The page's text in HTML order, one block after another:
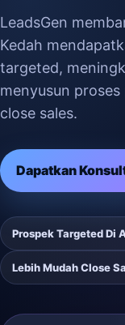
LeadsGen
Kedah
targeted,
menyusun
close sales.
Dapatkan
Prospek Targeted Di
Lebih Mudah Close